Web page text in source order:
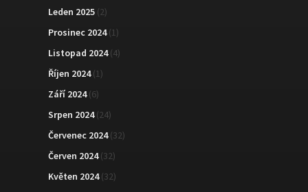
Leden 2025 (2)
Prosinec 2024(1)
Listopad 2024(4)
Říjen 2024(1)
Září 2024(6)
Srpen 2024(24)
Červenec 2024(32)
Červen 2024(32)
Květen 2024(32)